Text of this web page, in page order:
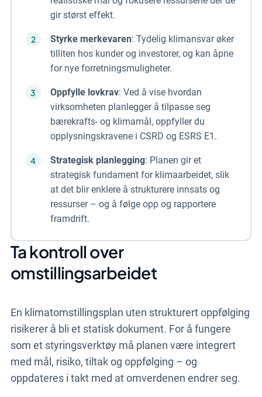
gir størst effekt.
Styrke merkevaren: Tydelig klimansvar øker
tilliten hos kunder og investorer, og kan åpne
for nye forretningsmuligheter.
Oppfylle lovkrav: Ved å vise hvordan
virksomheten planlegger å tilpasse seg
bærekrafts- og klimamål, oppfyller du
opplysningskravene i CSRD og ESRS E1.
Strategisk planlegging: Planen gir et
strategisk fundament for klimaarbeidet, slik
at det blir enklere å strukturere innsats og
ressurser – og å følge opp og rapportere
framdrift.
Ta kontroll over
omstillingsarbeidet
En klimatomstillingsplan uten strukturert oppfølging
risikerer å bli et statisk dokument. For å fungere
som et styringsverktøy må planen være integrert
med mål, risiko, tiltak og oppfølging – og
oppdateres i takt med at omverdenen endrer seg.